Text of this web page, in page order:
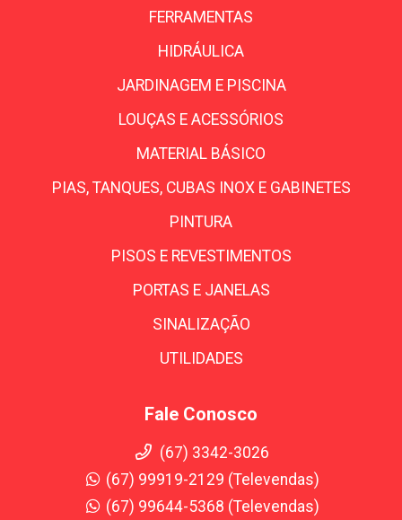
FERRAMENTAS
HIDRÁULICA
JARDINAGEM E PISCINA
LOUÇAS E ACESSÓRIOS
MATERIAL BÁSICO
PIAS, TANQUES, CUBAS INOX E GABINETES
PINTURA
PISOS E REVESTIMENTOS
PORTAS E JANELAS
SINALIZAÇÃO
UTILIDADES
Fale Conosco
(67) 3342-3026
(67) 99919-2129 (Televendas)
(67) 99644-5368 (Televendas)